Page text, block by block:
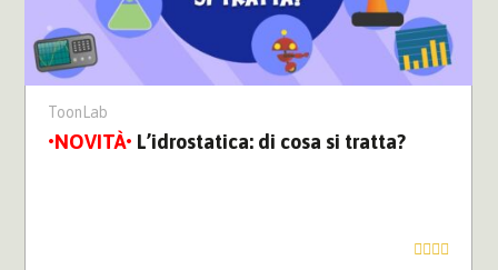
L’idrostatica: di cosa si tratta?
ToonLab